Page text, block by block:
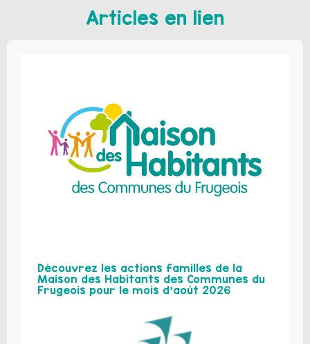
Articles en lien
Découvrez les actions familles de la
Maison des Habitants des Communes du
Frugeois pour le mois d’août 2026